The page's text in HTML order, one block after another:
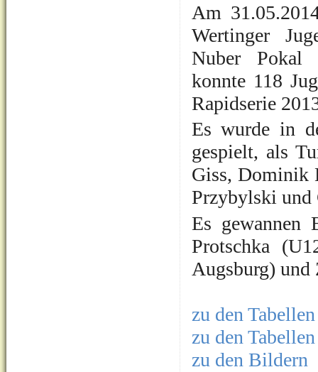
Am
Wertinger
Nuber Pokal
konnte 118
Rapidserie
Es wurde in
gespielt, als
Giss, Dominik
Przybylski
Es gewannen
Protschka
Augsburg)
zu den
zu den
zu den Bildern